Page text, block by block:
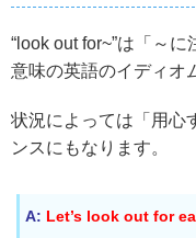
“look out for~”は「～
意味の英語のイディオ
状況によっては「用心
ンスにもなります。
A: Let’s look out for